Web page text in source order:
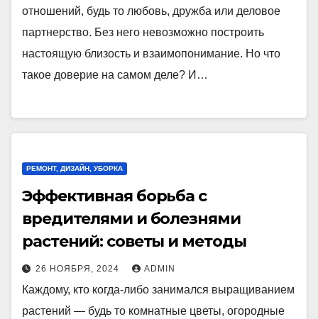
отношений, будь то любовь, дружба или деловое
партнерство. Без него невозможно построить
настоящую близость и взаимопонимание. Но что
такое доверие на самом деле? И…
РЕМОНТ, ДИЗАЙН, УБОРКА
Эффективная борьба с
вредителями и болезнями
растений: советы и методы
26 НОЯБРЯ, 2024 ADMIN
Каждому, кто когда-либо занимался выращиванием
растений — будь то комнатные цветы, огородные